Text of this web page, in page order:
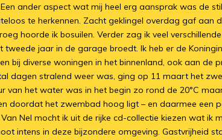
ander aspect wat mij heel erg aansprak was de
te herkennen. Zacht geklingel overdag gaf
hoorde ik bosuilen. Verder zag ik veel
jaar in de garage broedt. Ik heb er de
bij diverse woningen in het binnenland, ook aan de
dagen stralend weer was, ging op 11 maart het
het water was in het begin zo rond de 20°C
doordat het zwembad hoog ligt – en daarmee een
Nel mocht ik uit de rijke cd-collectie kiezen wat ik
intens in deze bijzondere omgeving. Gastvrijheid